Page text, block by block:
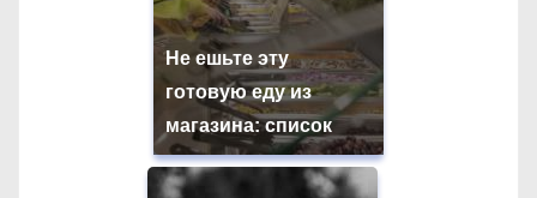
Не ешьте эту
готовую еду из
магазина: список